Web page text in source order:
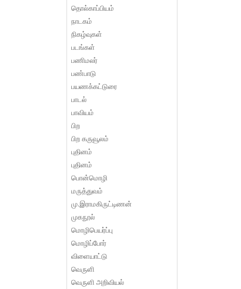
தொல்காப்பியம்
நாடகம்
நிகழ்வுகள்
படங்கள்
பணிமலர்
பண்பாடு
பயணக்கட்டுரை
பாடல்
பாவியம்
பிற
பிற கருவூலம்
புதினம்
புதினம்
பொன்மொழி
மருத்துவம்
மு.இராமகிருட்டிணன்
முகநூல்
மொழிபெயர்ப்பு
மொழிப்போர்
விளையாட்டு
வெருளி
வெருளி அறிவியல்